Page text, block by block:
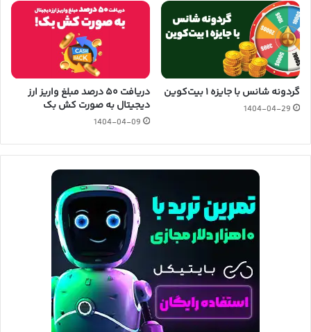
گردونه شانس با جایزه ۱ بیت‌کوین
1404-04-29
دریافت ۵۰ درصد مبلغ واریز ارز
دیجیتال به صورت کش بک
1404-04-09